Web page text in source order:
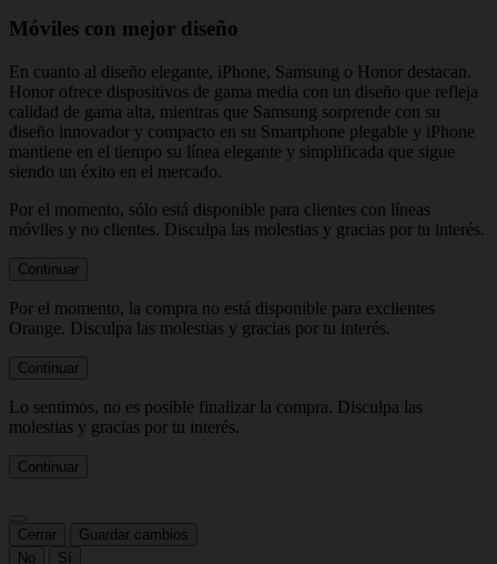
Móviles con mejor diseño
En cuanto al diseño elegante, iPhone, Samsung o Honor destacan.
Honor ofrece dispositivos de gama media con un diseño que refleja
calidad de gama alta, mientras que Samsung sorprende con su
diseño innovador y compacto en su Smartphone plegable y iPhone
mantiene en el tiempo su línea elegante y simplificada que sigue
siendo un éxito en el mercado.
Por el momento, sólo está disponible para clientes con líneas
móviles y no clientes. Disculpa las molestias y gracias por tu interés.
Continuar
Por el momento, la compra no está disponible para exclientes
Orange. Disculpa las molestias y gracias por tu interés.
Continuar
Lo sentimos, no es posible finalizar la compra. Disculpa las
molestias y gracias por tu interés.
Continuar
Cerrar
Guardar cambios
No
Sí